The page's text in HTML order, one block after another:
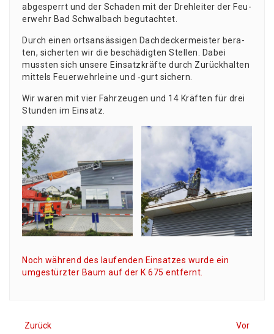
abge­sperrt und der Scha­den mit der Dreh­lei­ter der Feu­
er­wehr Bad Schwal­bach begutachtet.
Durch einen orts­an­säs­si­gen Dach­de­cker­meis­ter bera­
ten, sicher­ten wir die beschä­dig­ten Stel­len. Dabei
muss­ten sich unse­re Ein­satz­kräf­te durch Zurück­hal­ten
mit­tels Feu­er­wehr­lei­ne und ‑gurt sichern.
Wir waren mit vier Fahr­zeu­gen und 14 Kräf­ten für drei
Stun­den im Einsatz.
Noch wäh­rend des lau­fen­den Ein­sat­zes wur­de ein
umge­stürz­ter Baum auf der K 675 entfernt.
Zurück Vor